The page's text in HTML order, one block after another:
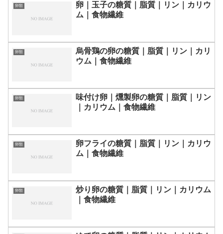
卵類
卵｜玉子の糖質｜脂質｜リン｜カリウ
ム｜食物繊維
卵類
烏骨鶏の卵の糖質｜脂質｜リン｜カリ
ウム｜食物繊維
卵類
味付け卵｜燻製卵の糖質｜脂質｜リン
｜カリウム｜食物繊維
卵類
卵フライの糖質｜脂質｜リン｜カリウ
ム｜食物繊維
卵類
炒り卵の糖質｜脂質｜リン｜カリウム
｜食物繊維